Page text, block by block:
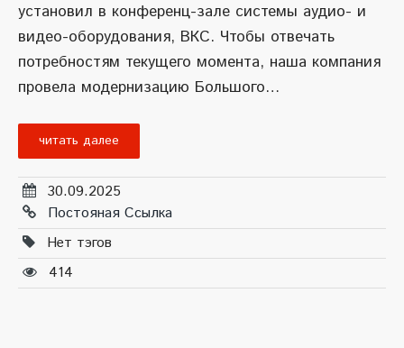
установил в конференц-зале системы аудио- и
видео-оборудования, ВКС. Чтобы отвечать
потребностям текущего момента, наша компания
провела модернизацию Большого…
читать далее
30.09.2025
Постояная Ссылка
Нет тэгов
414